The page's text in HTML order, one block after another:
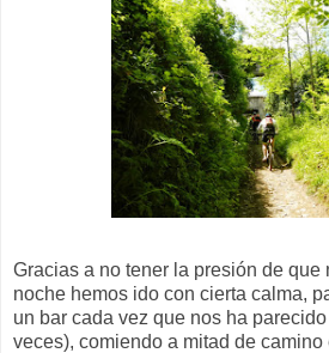
Gracias a no tener la presión de que
noche hemos ido con cierta calma,
un bar cada vez que nos ha
veces), comiendo a mitad de